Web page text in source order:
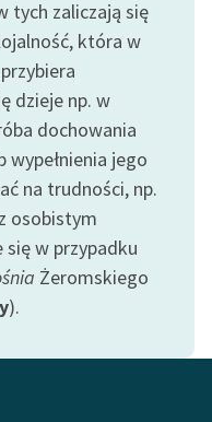
tych zaliczają się
która w
dzieje np. w
dochowania
wypełnienia jego
na trudności, np.
osobistym
w przypadku
Żeromskiego
).